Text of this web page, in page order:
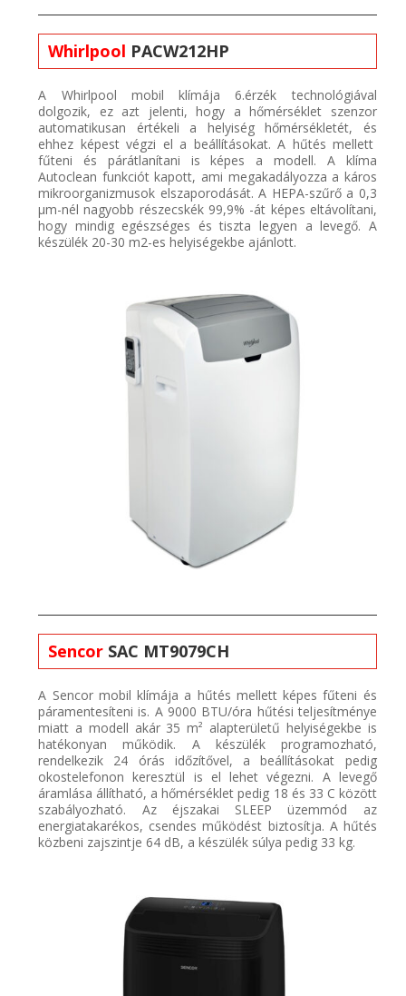
Whirlpool PACW212HP
A Whirlpool mobilklímája 6.érzék technológiával
dolgozik, ez azt jelenti, hogy a hőmérséklet szenzor
automatikusan értékeli a helyiség hőmérsékletét, és
ehhez képest végzi el a beállításokat. A hűtés mellett
fűteni és párátlanítani is képes a modell. A klíma
Autoclean funkciót kapott, ami megakadályozza a káros
mikroorganizmusok elszaporodását.A HEPA-szűrő a 0,3
µm-nél nagyobb részecskék 99,9% -át képes eltávolítani,
hogy mindig egészséges és tiszta legyen a levegő. A
készülék 20-30 m2-es helyiségekbe ajánlott.
Sencor SAC MT9079CH
A Sencormobilklímája a hűtés mellett képes fűteni és
páramentesíteni is. A 9000 BTU/óra hűtési teljesítménye
miatt a modell akár 35 m² alapterületű helyiségekbe is
hatékonyan működik. A készülék programozható,
rendelkezik 24 órás időzítővel, a beállításokat pedig
okostelefonon keresztül is el lehet végezni. A levegő
áramlása állítható, a hőmérséklet pedig 18 és 33 C között
szabályozható. Az éjszakai SLEEP üzemmód az
energiatakarékos, csendes működést biztosítja. A hűtés
közbeni zajszintje 64 dB, a készülék súlyapedig 33 kg.